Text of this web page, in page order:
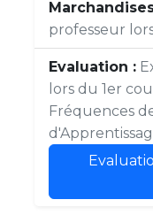
professeur
Evaluation :
lors du 1er
Fréquences